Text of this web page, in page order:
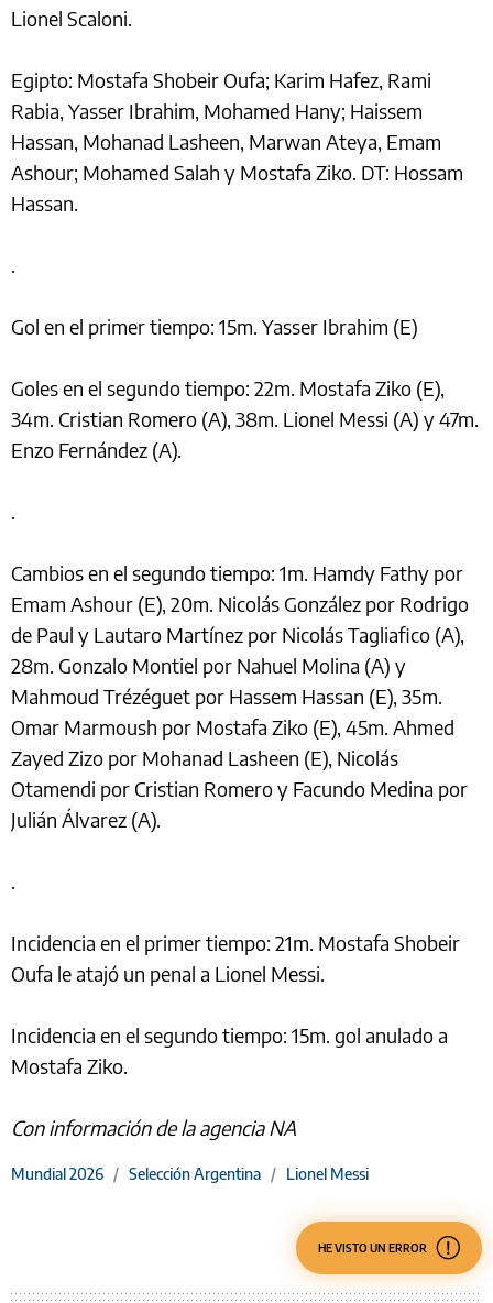
Lionel Scaloni.
Egipto: Mostafa Shobeir Oufa; Karim Hafez, Rami
Rabia, Yasser Ibrahim, Mohamed Hany; Haissem
Hassan, Mohanad Lasheen, Marwan Ateya, Emam
Ashour; Mohamed Salah y Mostafa Ziko. DT: Hossam
Hassan.
.
Gol en el primer tiempo: 15m. Yasser Ibrahim (E)
Goles en el segundo tiempo: 22m. Mostafa Ziko (E),
34m. Cristian Romero (A), 38m. Lionel Messi (A) y 47m.
Enzo Fernández (A).
.
Cambios en el segundo tiempo: 1m. Hamdy Fathy por
Emam Ashour (E), 20m. Nicolás González por Rodrigo
de Paul y Lautaro Martínez por Nicolás Tagliafico (A),
28m. Gonzalo Montiel por Nahuel Molina (A) y
Mahmoud Trézéguet por Hassem Hassan (E), 35m.
Omar Marmoush por Mostafa Ziko (E), 45m. Ahmed
Zayed Zizo por Mohanad Lasheen (E), Nicolás
Otamendi por Cristian Romero y Facundo Medina por
Julián Álvarez (A).
.
Incidencia en el primer tiempo: 21m. Mostafa Shobeir
Oufa le atajó un penal a Lionel Messi.
Incidencia en el segundo tiempo: 15m. gol anulado a
Mostafa Ziko.
Con información de la agencia NA
Mundial 2026 / Selección Argentina / Lionel Messi
HE VISTO UN ERROR